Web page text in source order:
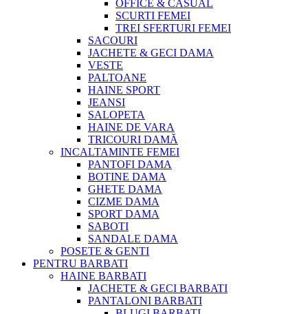
OFFICE & CASUAL
SCURTI FEMEI
TREI SFERTURI FEMEI
SACOURI
JACHETE & GECI DAMA
VESTE
PALTOANE
HAINE SPORT
JEANSI
SALOPETA
HAINE DE VARA
TRICOURI DAMĂ
INCALTAMINTE FEMEI
PANTOFI DAMA
BOTINE DAMA
GHETE DAMA
CIZME DAMA
SPORT DAMA
SABOTI
SANDALE DAMA
POSETE & GENTI
PENTRU BARBATI
HAINE BARBATI
JACHETE & GECI BARBATI
PANTALONI BARBATI